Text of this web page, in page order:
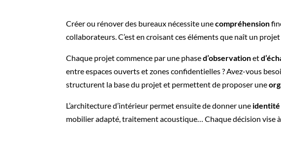
Créer ou rénover des bureaux nécessite unecompréhension
collaborateurs. C’est en croisant ces éléments que naît un
Chaque projet commence par une phased’observationet
entre espaces ouverts et zones confidentielles ? Avez-vous
structurent la base du projet et permettent de proposer une
L’architecture d’intérieur permet ensuite de donner une identité
mobilier adapté, traitement acoustique… Chaque décision vise